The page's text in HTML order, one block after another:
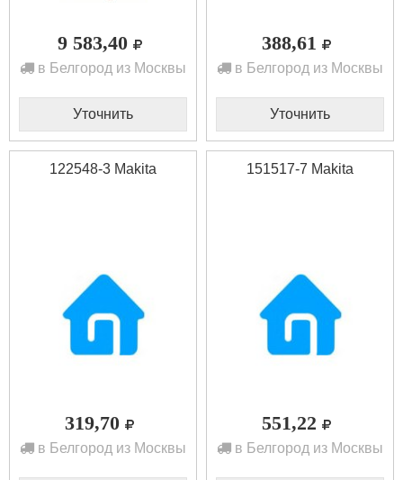
9 583,40
в Белгород из Москвы
Уточнить
388,61
в Белгород из Москвы
Уточнить
122548-3 Makita
319,70
в Белгород из Москвы
151517-7 Makita
551,22
в Белгород из Москвы